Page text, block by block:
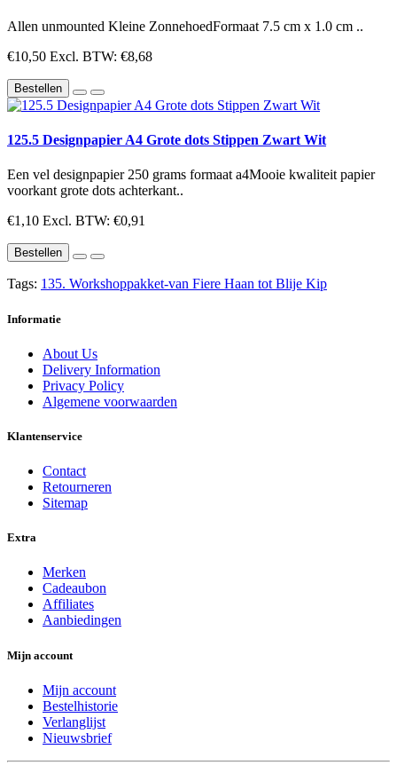
Allen unmounted Kleine ZonnehoedFormaat 7.5 cm x 1.0 cm ..
€10,50 Excl. BTW: €8,68
Bestellen
125.5 Designpapier A4 Grote dots Stippen Zwart Wit
Een vel designpapier 250 grams formaat a4Mooie kwaliteit papier
voorkant grote dots achterkant..
€1,10 Excl. BTW: €0,91
Bestellen
Tags: 135. Workshoppakket-van Fiere Haan tot Blije Kip
Informatie
About Us
Delivery Information
Privacy Policy
Algemene voorwaarden
Klantenservice
Contact
Retourneren
Sitemap
Extra
Merken
Cadeaubon
Affiliates
Aanbiedingen
Mijn account
Mijn account
Bestelhistorie
Verlanglijst
Nieuwsbrief